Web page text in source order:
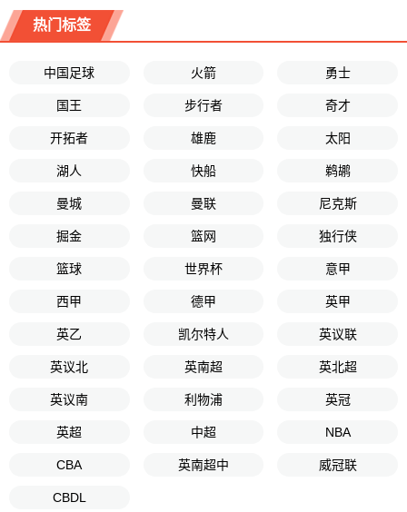
热门标签
中国足球 火箭 勇士
国王 步行者 奇才
开拓者 雄鹿 太阳
湖人 快船 鹈鹕
曼城 曼联 尼克斯
掘金 篮网 独行侠
篮球 世界杯 意甲
西甲 德甲 英甲
英乙 凯尔特人 英议联
英议北 英南超 英北超
英议南 利物浦 英冠
英超 中超 NBA
CBA 英南超中 威冠联
CBDL